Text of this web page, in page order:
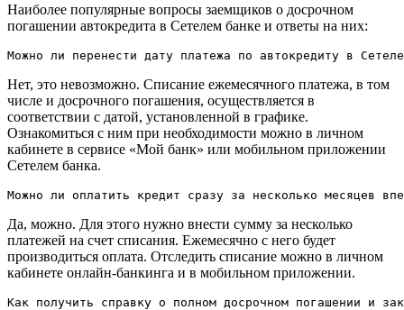
Наиболее популярные вопросы заемщиков о досрочном
погашении автокредита в Сетелем банке и ответы на них:
Можно ли перенести дату платежа по автокредиту в
Нет, это невозможно. Списание ежемесячного платежа, в том
числе и досрочного погашения, осуществляется в
соответствии с датой, установленной в графике.
Ознакомиться с ним при необходимости можно в личном
кабинете в сервисе «Мой банк» или мобильном приложении
Сетелем банка.
Можно ли оплатить кредит сразу за несколько месяцев
Да, можно. Для этого нужно внести сумму за несколько
платежей на счет списания. Ежемесячно с него будет
производиться оплата. Отследить списание можно в личном
кабинете онлайн-банкинга и в мобильном приложении.
Как получить справку о полном досрочном погашении и